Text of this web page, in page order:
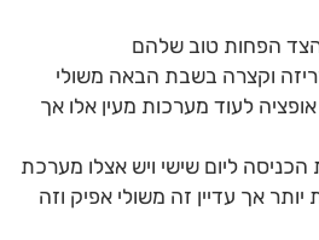
הפחות טוב שלהם
וקצרה בשבת הבאה משולי
לעוד מערכות מעין אלו אך
ליום שישי ויש אצלו מערכת
אך עדיין זה משולי אפיק וזה